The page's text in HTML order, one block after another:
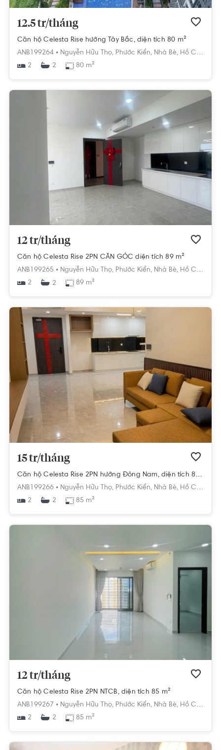
12.5 tr/tháng
Căn hộ Celesta Rise hướng Tây Bắc, diện tích 80 m²
ANB199264 • Nguyễn Hữu Thọ, Phước Kiển, Nhà Bè, Hồ Chí Minh
2
2 80 m²
12 tr/tháng
Căn hộ Celesta Rise 2PN CĂN GÓC diện tích 89 m²
ANB199265 • Nguyễn Hữu Thọ, Phước Kiển, Nhà Bè, Hồ Chí Minh
2
2 89 m²
15 tr/tháng
Căn hộ Celesta Rise 2PN hướng Đông Nam, diện tích 85 m²
ANB199266 • Nguyễn Hữu Thọ, Phước Kiển, Nhà Bè, Hồ Chí Minh
2
2 85 m²
12 tr/tháng
Căn hộ Celesta Rise 2PN NTCB, diện tích 85 m²
ANB199267 • Nguyễn Hữu Thọ, Phước Kiển, Nhà Bè, Hồ Chí Minh
2
2 85 m²